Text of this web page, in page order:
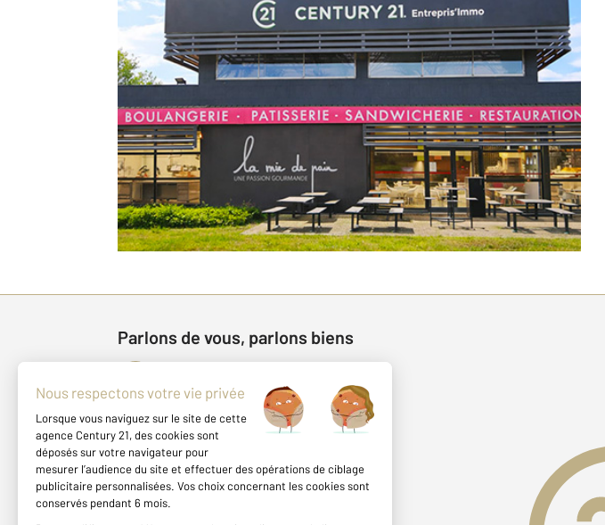
Parlons de vous, parlons biens